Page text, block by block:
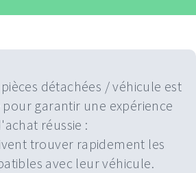
détachées / véhicule est
garantir une expérience
réussie :
trouver rapidement les
avec leur véhicule.